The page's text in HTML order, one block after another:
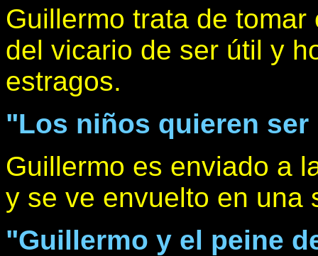
Guillermo trata de
del vicario de ser útil y
estragos.
"Los niños quieren
Guillermo es enviado a
y se ve envuelto en una
"Guillermo y el peine